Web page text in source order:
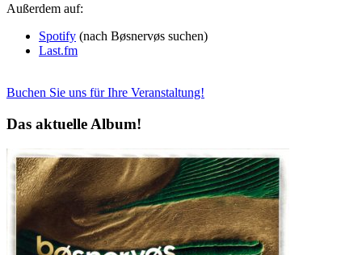
Außerdem auf:
Spotify (nach Bøsnervøs suchen)
Last.fm
Buchen Sie uns für Ihre Veranstaltung!
Das aktuelle Album!